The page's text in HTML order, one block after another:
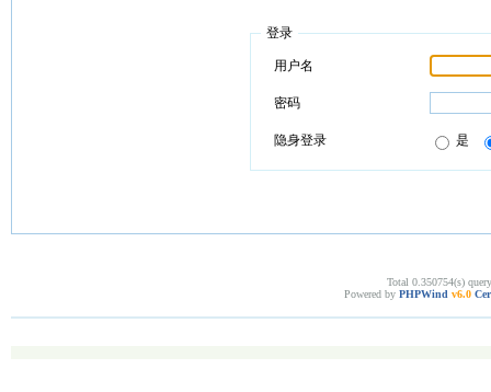
登录
用户名
密码
隐身登录 是
Total 0.350754(s)
Powered by PHPWind v6.0